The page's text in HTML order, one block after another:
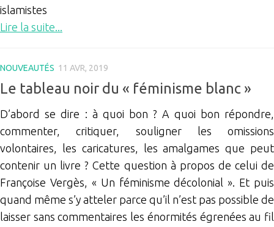
islamistes
Lire la suite...
NOUVEAUTÉS 11 AVR, 2019
Le tableau noir du « féminisme blanc »
D’abord se dire : à quoi bon ? A quoi bon répondre,
commenter, critiquer, souligner les omissions
volontaires, les caricatures, les amalgames que peut
contenir un livre ? Cette question à propos de celui de
Françoise Vergès, « Un féminisme décolonial ». Et puis
quand même s’y atteler parce qu’il n’est pas possible de
laisser sans commentaires les énormités égrenées au fil